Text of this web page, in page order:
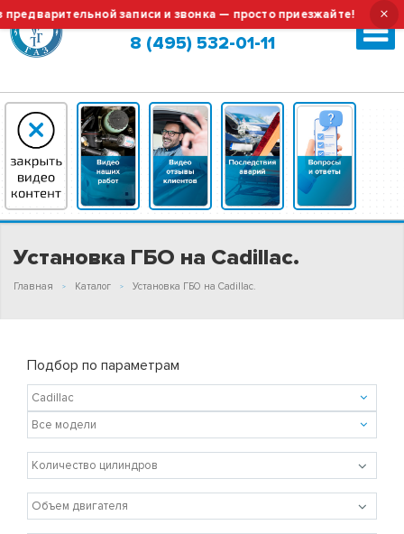
записи и звонка — просто приезжайте! ×
Москва (сменить город?)
8 (495) 532-01-11
Установка ГБО на Cadillac.
Главная Каталог Установка ГБО на Cadillac.
Подбор по параметрам